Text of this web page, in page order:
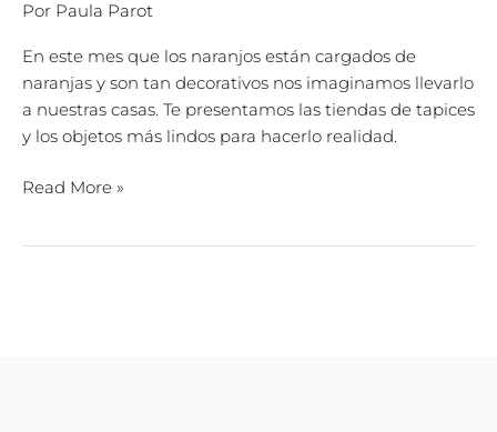
Por Paula Parot
En este mes que los naranjos están cargados de
naranjas y son tan decorativos nos imaginamos llevarlo
a nuestras casas. Te presentamos las tiendas de tapices
y los objetos más lindos para hacerlo realidad.
Read More »